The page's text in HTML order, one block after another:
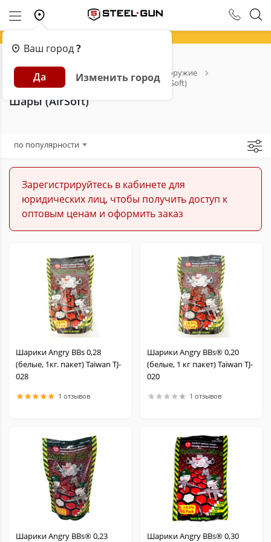
Ваш город?
Да Изменить город
Главная Каталог
Страйкбольное оружие
Расходники для страйкбола
Шары (AirSoft)
Шары (AirSoft)
по популярности
Зарегистрируйтесь в кабинете для
юридических лиц, чтобы получить доступ к
оптовым ценам и оформить заказ
Шарики Angry BBs 0,28
(белые, 1кг. пакет) Taiwan TJ-
028
1 отзывов
Шарики Angry BBs® 0,20
(белые, 1 кг пакет) Taiwan TJ-
020
1 отзывов
Шарики Angry BBs® 0,23
Шарики Angry BBs® 0,30